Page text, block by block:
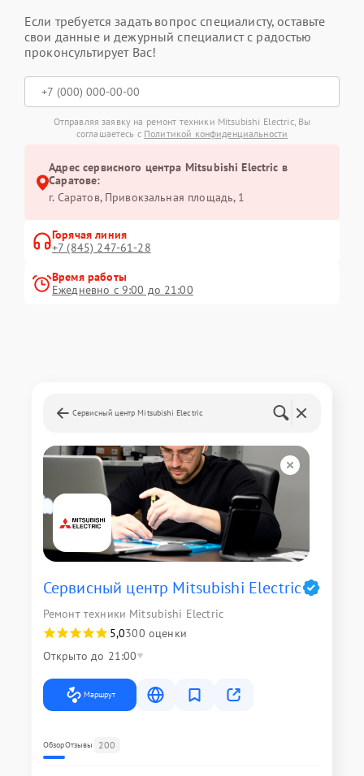
Если требуется задать вопрос специалисту, оставьте
свои данные и дежурный специалист с радостью
проконсультирует Вас!
Отправляя заявку на ремонт техники Mitsubishi Electric, Вы
соглашаетесь с Политикой конфиденциальности
Адрес сервисного центра Mitsubishi Electric в
Саратове:
г. Саратов, Привокзальная площадь, 1
Горячая линия
+7 (845) 247-61-28
Время работы
Ежедневно с 9:00 до 21:00
Сервисный центр Mitsubishi Electric
Сервисный центр Mitsubishi Electric
Ремонт техники Mitsubishi Electric
5,0300 оценки
Открыто до 21:00
Маршрут
ОбзорОтзывы 200